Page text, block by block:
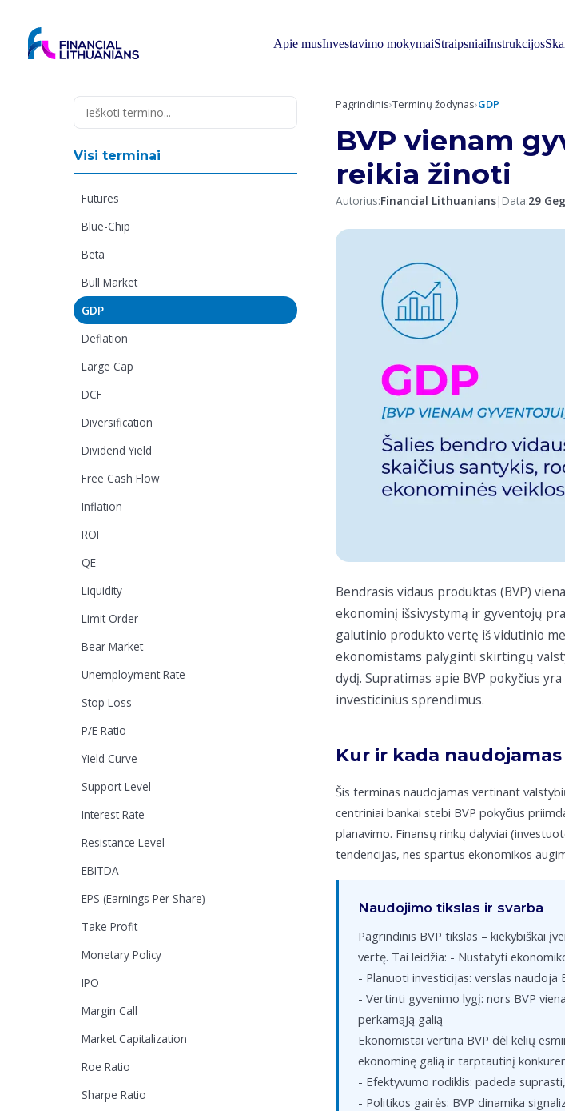
content
Apie musInvestavimo mokymaiStraipsniaiInstrukcijos
Visi terminai
Futures
Blue-Chip
Beta
Bull Market
GDP
Deflation
Large Cap
DCF
Diversification
Dividend Yield
Free Cash Flow
Inflation
ROI
QE
Liquidity
Limit Order
Bear Market
Unemployment Rate
Stop Loss
P/E Ratio
Yield Curve
Support Level
Interest Rate
Resistance Level
EBITDA
EPS (Earnings Per Share)
Take Profit
Monetary Policy
IPO
Margin Call
Market Capitalization
Roe Ratio
Sharpe Ratio
Pagrindinis›Terminų žodynas›GDP
BVP vienam
reikia žinoti
Autorius:Financial Lithuanians| Data:29
Bendrasis vidaus produktas (BVP)
ekonominį išsivystymą ir gyventojų
galutinio produkto vertę iš vidutinio
ekonomistams palyginti skirtingų
dydį. Supratimas apie BVP pokyčius
investicinius sprendimus.
Kur ir kada
Šis terminas naudojamas vertinant
centriniai bankai stebi BVP pokyčius
planavimo. Finansų rinkų dalyviai
tendencijas, nes spartus ekonomikos
Naudojimo tikslas ir svarba
Pagrindinis BVP tikslas – kiekybiškai
vertę. Tai leidžia: - Nustatyti
- Planuoti investicijas: verslas
- Vertinti gyvenimo lygį: nors BVP
perkamąją galią
Ekonomistai vertina BVP dėl kelių
ekonominę galią ir tarptautinį
- Efektyvumo rodiklis: padeda
- Politikos gairės: BVP dinamika